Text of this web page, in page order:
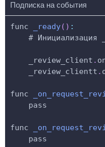
Подписка на события
func _ready( ) :
# Инициализация
    _review_client
.
    _review_clientt
.
func
    pass
func
    pass